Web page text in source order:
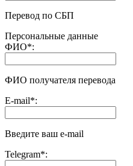
Перевод по СБП
Персональные данные
ФИО*:
ФИО получателя перевода
E-mail*:
Введите ваш e-mail
Telegram*: